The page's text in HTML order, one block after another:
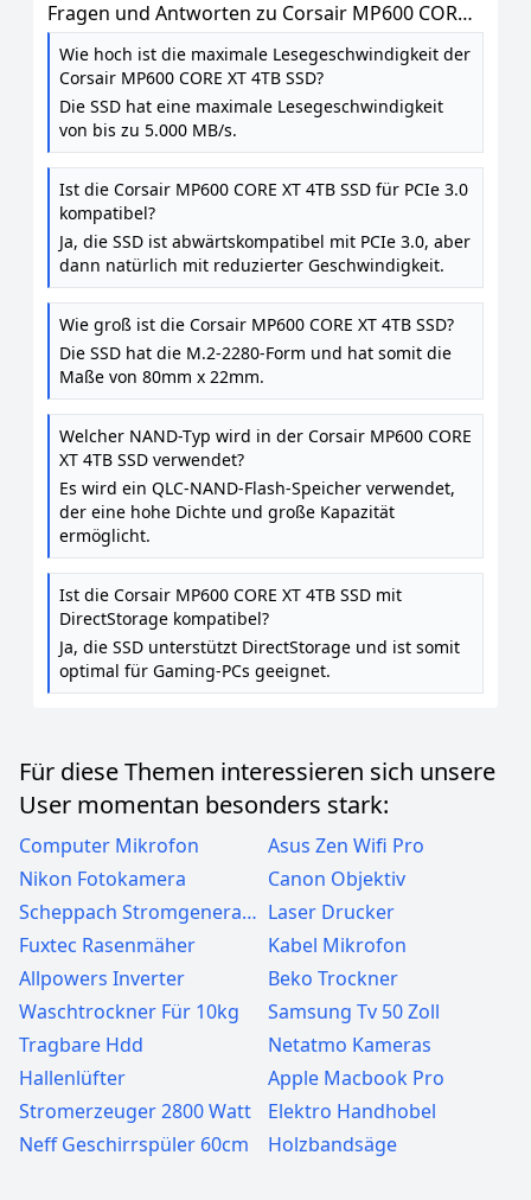
Fragen und Antworten zu Corsair MP600 CORE
XT 4TB PCIe Gen4 x4 NVMe M.2 SSD – QLC NAND
Mit Hoher Dichte - M.2 2280 - DirectStorage-
Kompatibel - Bis zu 5.000 MB / s - Ideal Für PCIe
4.0-Notebooks Und Desktops - Schwarz
Wie hoch ist die maximale Lesegeschwindigkeit der
Corsair MP600 CORE XT 4TB SSD?
Die SSD hat eine maximale Lesegeschwindigkeit
von bis zu 5.000 MB/s.
Ist die Corsair MP600 CORE XT 4TB SSD für PCIe 3.0
kompatibel?
Ja, die SSD ist abwärtskompatibel mit PCIe 3.0, aber
dann natürlich mit reduzierter Geschwindigkeit.
Wie groß ist die Corsair MP600 CORE XT 4TB SSD?
Die SSD hat die M.2-2280-Form und hat somit die
Maße von 80mm x 22mm.
Welcher NAND-Typ wird in der Corsair MP600 CORE
XT 4TB SSD verwendet?
Es wird ein QLC-NAND-Flash-Speicher verwendet,
der eine hohe Dichte und große Kapazität
ermöglicht.
Ist die Corsair MP600 CORE XT 4TB SSD mit
DirectStorage kompatibel?
Ja, die SSD unterstützt DirectStorage und ist somit
optimal für Gaming-PCs geeignet.
Für diese Themen interessieren sich unsere
User momentan besonders stark:
Computer Mikrofon
Asus Zen Wifi Pro
Nikon Fotokamera
Canon Objektiv
Scheppach Stromgenerator Laser Drucker
Fuxtec Rasenmäher
Kabel Mikrofon
Allpowers Inverter
Beko Trockner
Waschtrockner Für 10kg
Samsung Tv 50 Zoll
Tragbare Hdd
Netatmo Kameras
Hallenlüfter
Apple Macbook Pro
Stromerzeuger 2800 Watt
Elektro Handhobel
Neff Geschirrspüler 60cm
Holzbandsäge